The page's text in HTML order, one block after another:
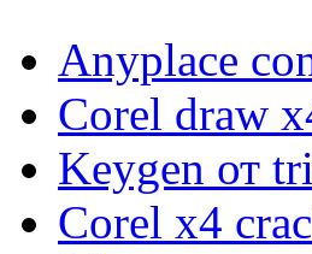
Anyplace
Corel draw
Keygen от
Corel x4